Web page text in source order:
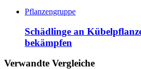
Pflanzengruppe
Schädlinge an
bekämpfen
Verwandte Vergleiche